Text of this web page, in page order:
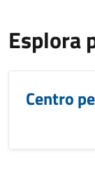
Esplora
Centro